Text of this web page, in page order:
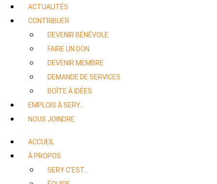
ACTUALITÉS
CONTRIBUER
DEVENIR BÉNÉVOLE
FAIRE UN DON
DEVENIR MEMBRE
DEMANDE DE SERVICES
BOÎTE À IDÉES
EMPLOIS À SERY…
NOUS JOINDRE
ACCUEIL
À PROPOS
SERY C’EST…